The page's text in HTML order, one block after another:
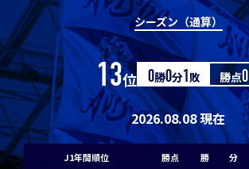
シーズン（通算）
13位 0勝0分1敗 勝点0
2026.08.08 現在
J1年間順位 勝点 勝 分
7 神戸 3 1 0
浦和 0 0
9 横浜FM 0 0
11 水戸 0 0
11 岡山 0 0 0